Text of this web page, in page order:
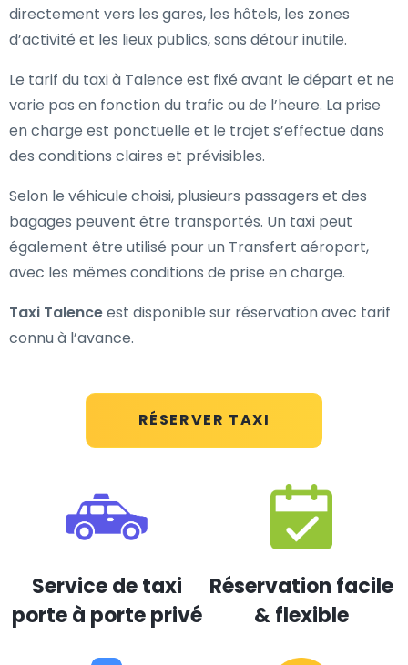
RÉSERVER TAXI
directement vers les gares, les hôtels, les zones
d’activité et les lieux publics, sans détour inutile.
Le tarif du taxi à Talence est fixé avant le départ et ne
varie pas en fonction du trafic ou de l’heure. La prise
en charge est ponctuelle et le trajet s’effectue dans
des conditions claires et prévisibles.
Selon le véhicule choisi, plusieurs passagers et des
bagages peuvent être transportés. Un taxi peut
également être utilisé pour un Transfert aéroport,
avec les mêmes conditions de prise en charge.
Taxi Talenceest disponible sur réservation avec tarif
connu à l’avance.
Service de taxi
porte à porte privé
Réservation facile
& flexible